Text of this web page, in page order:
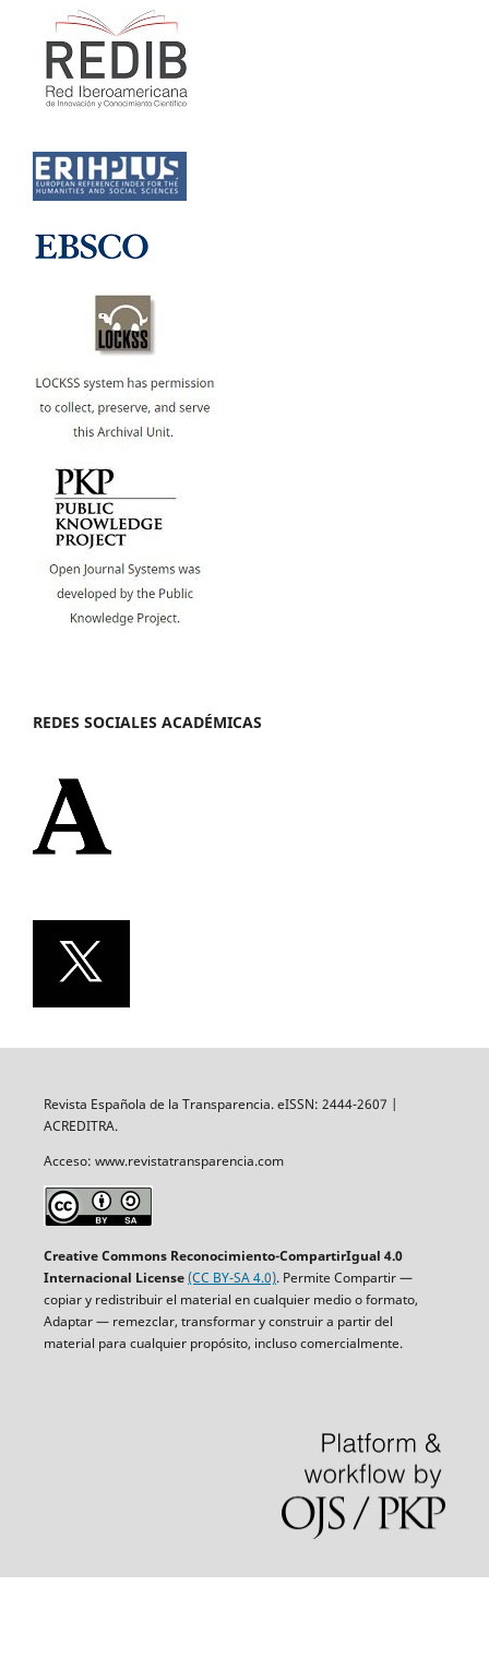
REDES SOCIALES ACADÉMICAS
Revista Española de la Transparencia. eISSN: 2444-2607 |
ACREDITRA.
Acceso: www.revistatransparencia.com
Creative Commons Reconocimiento-CompartirIgual 4.0
Internacional License(CC BY-SA 4.0). Permite Compartir —
copiar y redistribuir el material en cualquier medio o formato,
Adaptar — remezclar, transformar y construir a partir del
material para cualquier propósito, incluso comercialmente.